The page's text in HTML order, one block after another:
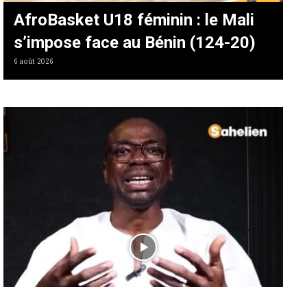
AfroBasket U18 féminin : le Mali
s’impose face au Bénin (124-20)
6 août 2026